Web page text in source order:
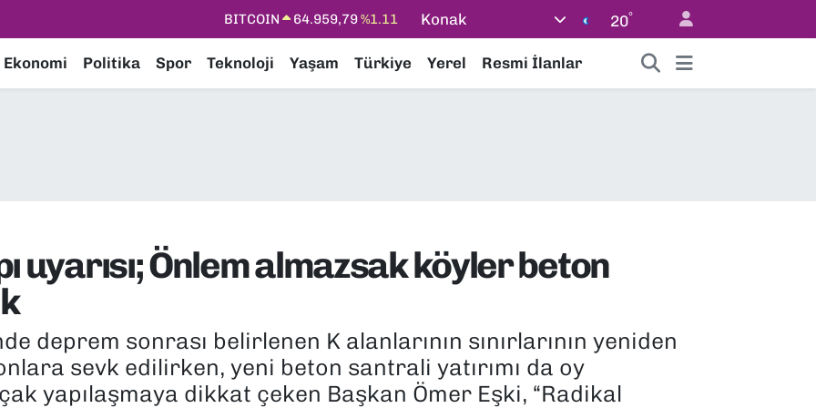
BITCOIN 64.959,79%1.11
EURO
55,2510%0.32
Konak 20°
Ekonomi Politika Spor Teknoloji Yaşam Türkiye Yerel Resmi İlanlar
uyarısı; Önlem almazsak köyler beton
deprem sonrası belirlenen K alanlarının sınırlarının yeniden
sevk edilirken, yeni beton santrali yatırımı da oy
yapılaşmaya dikkat çeken Başkan Ömer Eşki, “Radikal